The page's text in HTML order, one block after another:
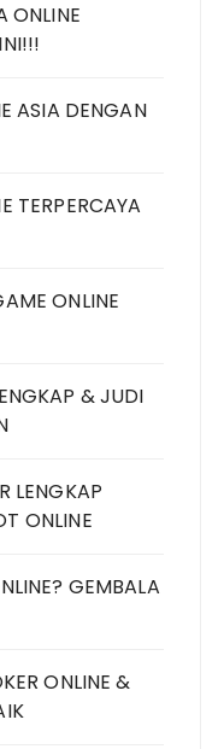
ONLINE
ASIA DENGAN
TERPERCAYA
ONLINE
& JUDI
LENGKAP
ONLINE
GEMBALA
ONLINE &